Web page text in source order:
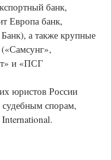
банк,
Европа банк,
а также крупные
и «ПСГ
юристов России
судебным спорам,